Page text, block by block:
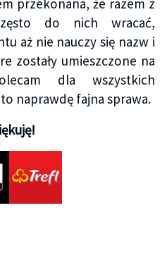
przekonana, że razem z
do nich wracać,
aż nie nauczy się nazw i
zostały umieszczone na
dla wszystkich
naprawdę fajna sprawa.